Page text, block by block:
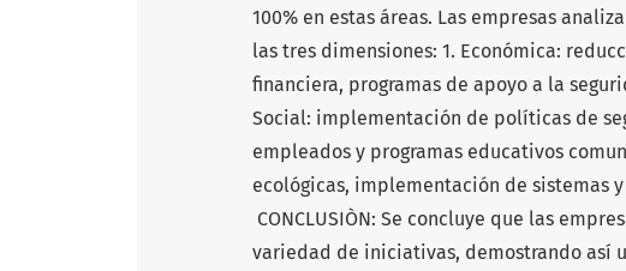
100% en estas áreas. Las empresas
las tres dimensiones: 1. Económica:
financiera, programas de apoyo a la
Social: implementación de políticas de
empleados y programas educativos
ecológicas, implementación de sistemas
CONCLUSIÒN: Se concluye que las
variedad de iniciativas, demostrando así